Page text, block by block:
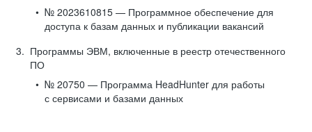
№ 2023610815 — Программное обеспечение для
доступа к базам данных и публикации вакансий
Программы ЭВМ, включенные в реестр отечественного
ПО
№ 20750 — Программа HeadHunter для работы
с сервисами и базами данных